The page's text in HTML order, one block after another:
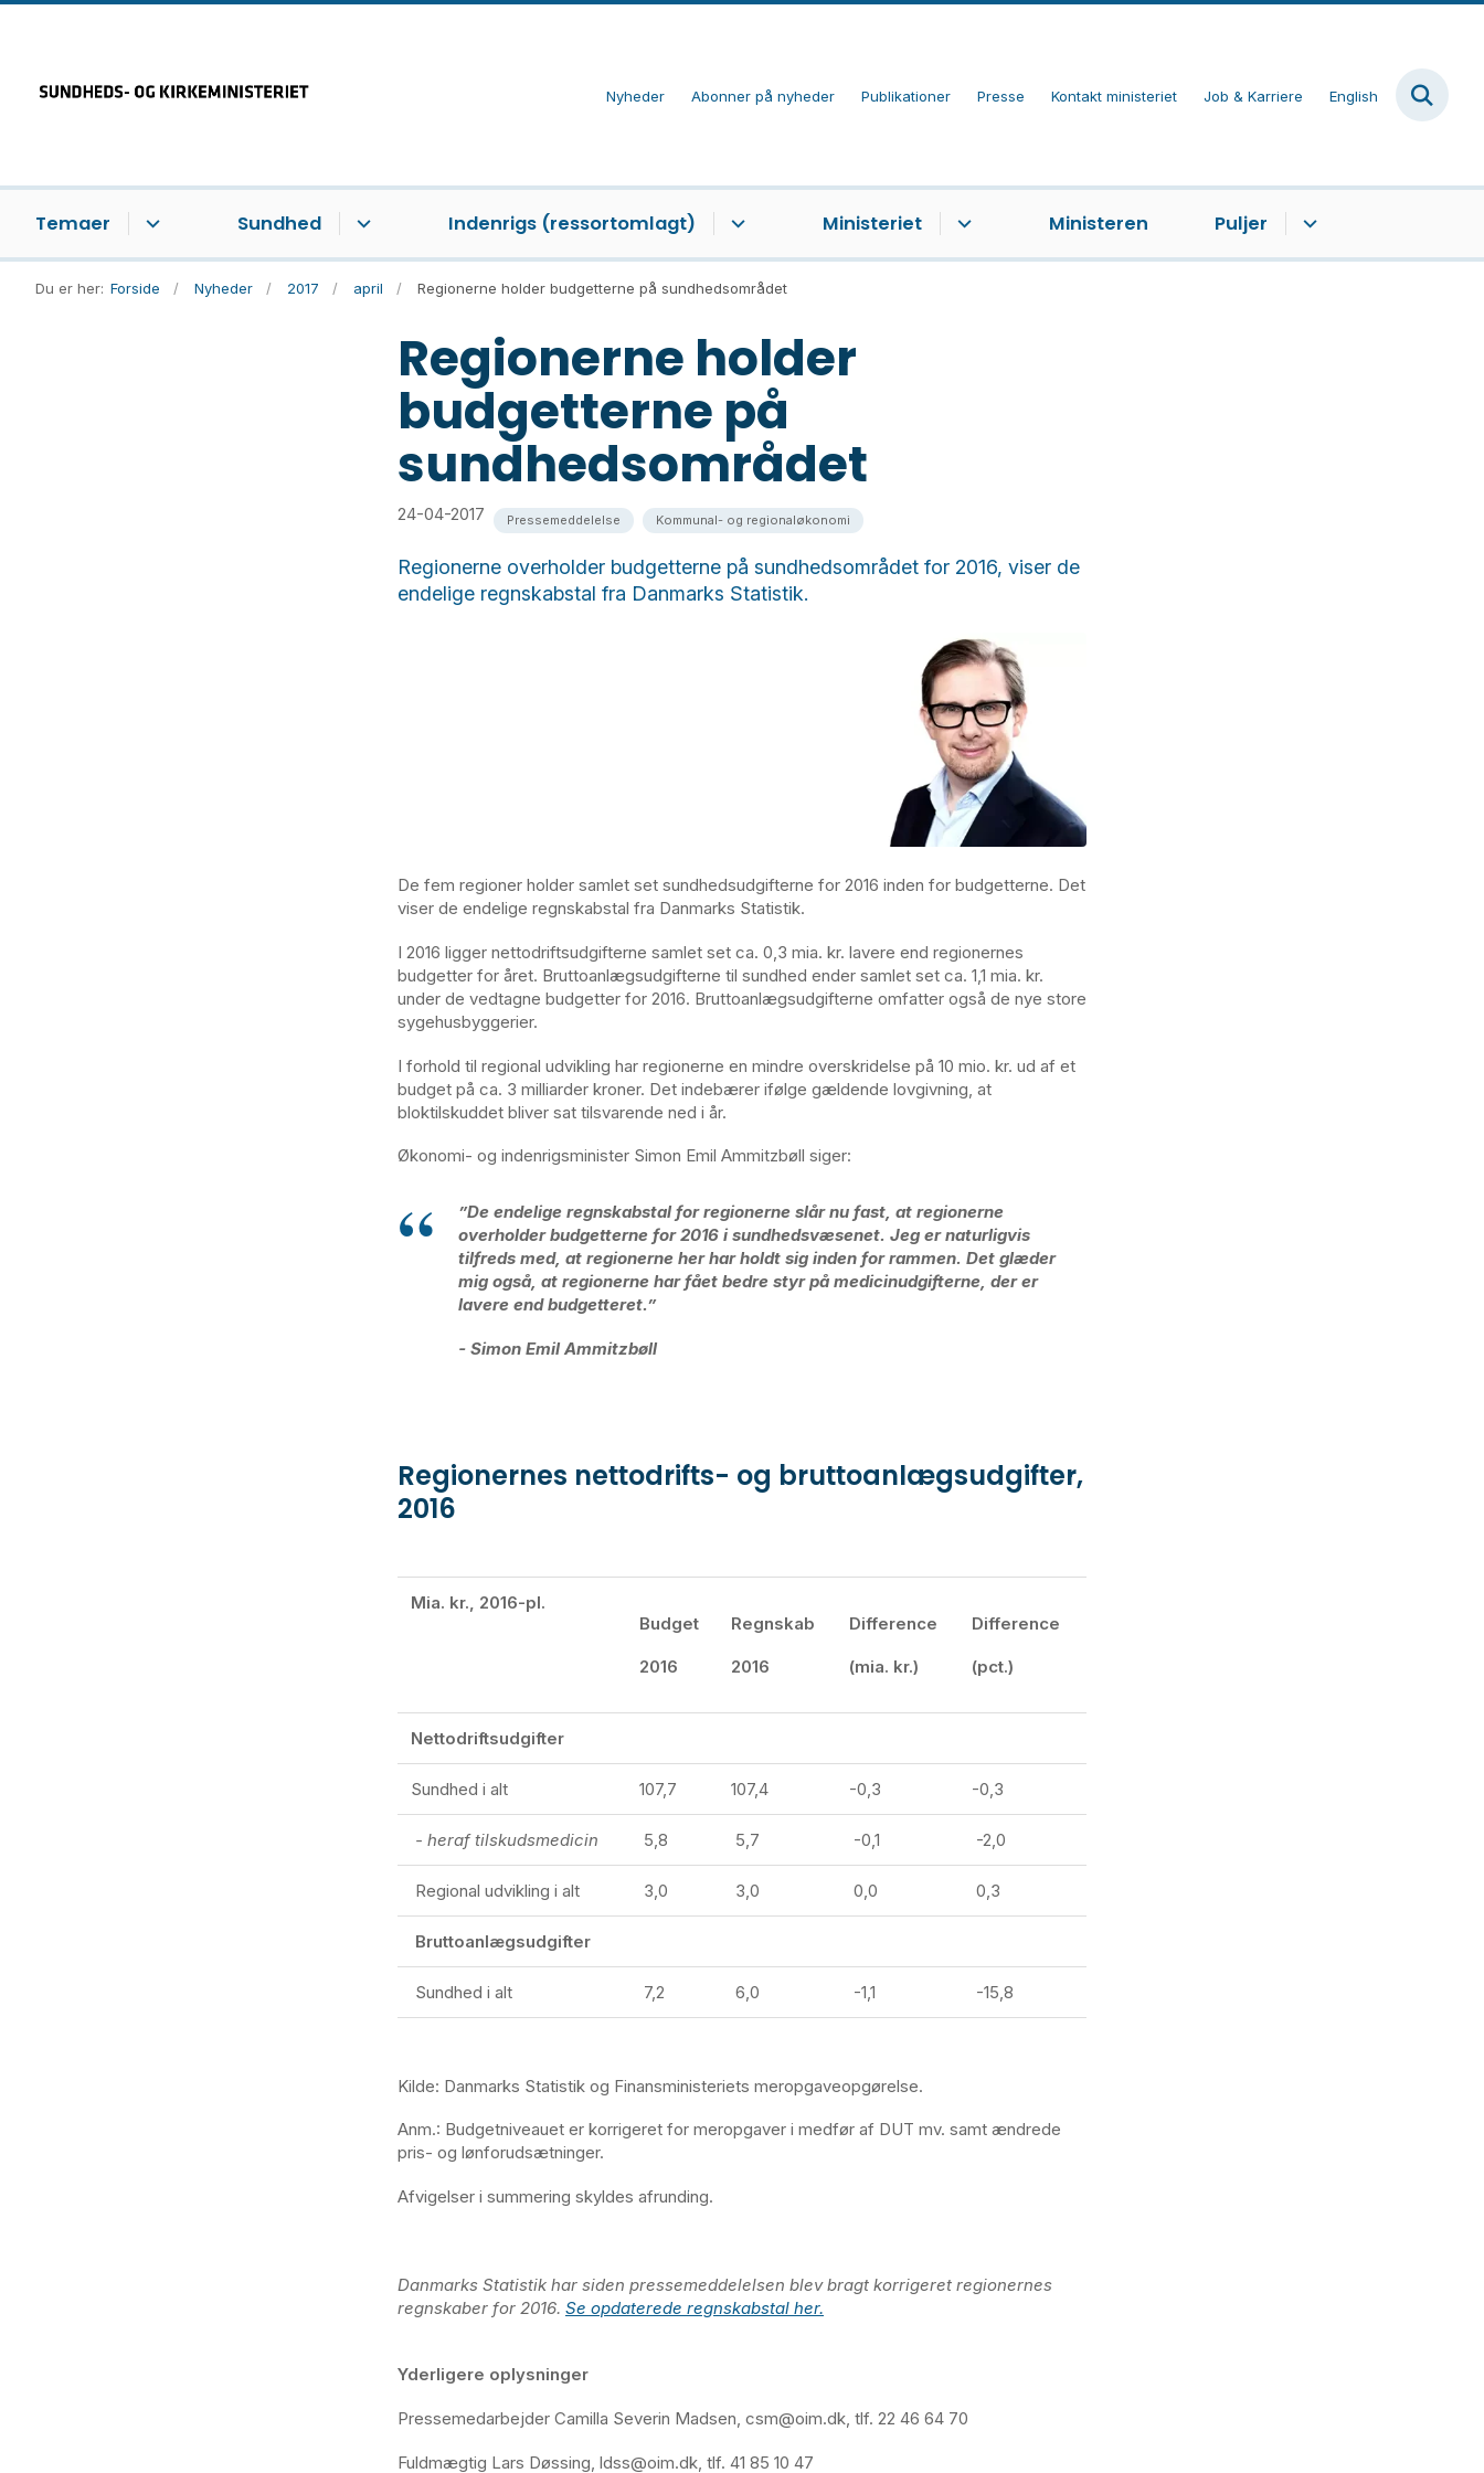
Nyheder Abonner på nyheder Publikationer Presse Kontakt ministeriet Job & Karriere English
Temaer Sundhed Indenrigs (ressortomlagt) Ministeriet Ministeren Puljer
Du er her: Forside Nyheder 2017 april Regionerne holder budgetterne på sundhedsområdet
Regionerne holder
budgetterne på
sundhedsområdet
24-04-2017 Pressemeddelelse Kommunal- og regionaløkonomi
Regionerne overholder budgetterne på sundhedsområdet for 2016, viser de
endelige regnskabstal fra Danmarks Statistik.
De fem regioner holder samlet set sundhedsudgifterne for 2016 inden for budgetterne. Det
viser de endelige regnskabstal fra Danmarks Statistik.
I 2016 ligger nettodriftsudgifterne samlet set ca. 0,3 mia. kr. lavere end regionernes
budgetter for året. Bruttoanlægsudgifterne til sundhed ender samlet set ca. 1,1 mia. kr.
under de vedtagne budgetter for 2016. Bruttoanlægsudgifterne omfatter også de nye store
sygehusbyggerier.
I forhold til regional udvikling har regionerne en mindre overskridelse på 10 mio. kr. ud af et
budget på ca. 3 milliarder kroner. Det indebærer ifølge gældende lovgivning, at
bloktilskuddet bliver sat tilsvarende ned i år.
Økonomi- og indenrigsminister Simon Emil Ammitzbøll siger:
”De endelige regnskabstal for regionerne slår nu fast, at regionerne
overholder budgetterne for 2016 i sundhedsvæsenet. Jeg er naturligvis
tilfreds med, at regionerne her har holdt sig inden for rammen. Det glæder
mig også, at regionerne har fået bedre styr på medicinudgifterne, der er
lavere end budgetteret.”
- Simon Emil Ammitzbøll
Regionernes nettodrifts- og bruttoanlægsudgifter,
2016
Mia. kr., 2016-pl.
Budget
2016
Regnskab
2016
Difference
(mia. kr.)
Difference
(pct.)
Nettodriftsudgifter
Sundhed i alt 107,7 107,4 -0,3 -0,3
- heraf tilskudsmedicin 5,8 5,7 -0,1 -2,0
Regional udvikling i alt 3,0 3,0 0,0 0,3
Bruttoanlægsudgifter
Sundhed i alt 7,2 6,0 -1,1 -15,8
Kilde: Danmarks Statistik og Finansministeriets meropgaveopgørelse.
Anm.: Budgetniveauet er korrigeret for meropgaver i medfør af DUT mv. samt ændrede
pris- og lønforudsætninger.
Afvigelser i summering skyldes afrunding.
Danmarks Statistik har siden pressemeddelelsen blev bragt korrigeret regionernes
regnskaber for 2016. Se opdaterede regnskabstal her.
Yderligere oplysninger
Pressemedarbejder Camilla Severin Madsen, csm@oim.dk, tlf. 22 46 64 70
Fuldmægtig Lars Døssing, ldss@oim.dk, tlf. 41 85 10 47